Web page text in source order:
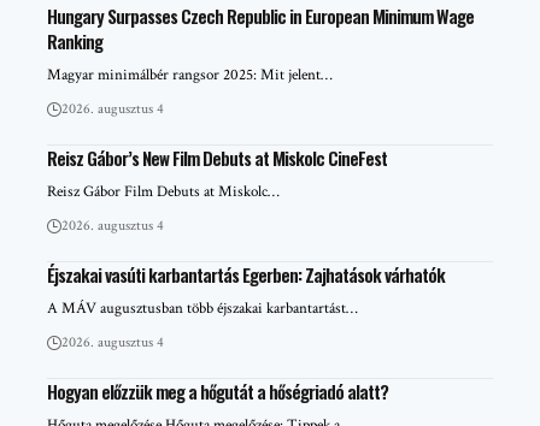
Hungary Surpasses Czech Republic in European Minimum Wage
Ranking
Magyar minimálbér rangsor 2025: Mit jelent…
2026. augusztus 4
Reisz Gábor’s New Film Debuts at Miskolc CineFest
Reisz Gábor Film Debuts at Miskolc…
2026. augusztus 4
Éjszakai vasúti karbantartás Egerben: Zajhatások várhatók
A MÁV augusztusban több éjszakai karbantartást…
2026. augusztus 4
Hogyan előzzük meg a hőgutát a hőségriadó alatt?